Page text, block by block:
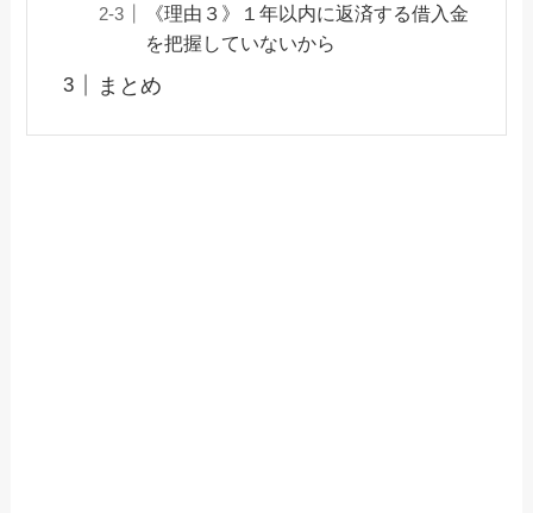
《理由３》１年以内に返済する借入金
を把握していないから
まとめ